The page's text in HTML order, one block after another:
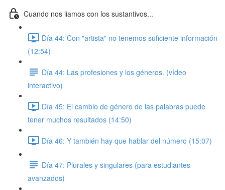
Cuando nos liamos con los sustantivos...
Día 44: Con "artista" no tenemos suficiente información
(12:54)
Día 44: Las profesiones y los géneros. (vídeo
interactivo)
Día 45: El cambio de género de las palabras puede
tener muchos resultados (14:50)
Día 46: Y también hay que hablar del número (15:07)
Día 47: Plurales y singulares (para estudiantes
avanzados)